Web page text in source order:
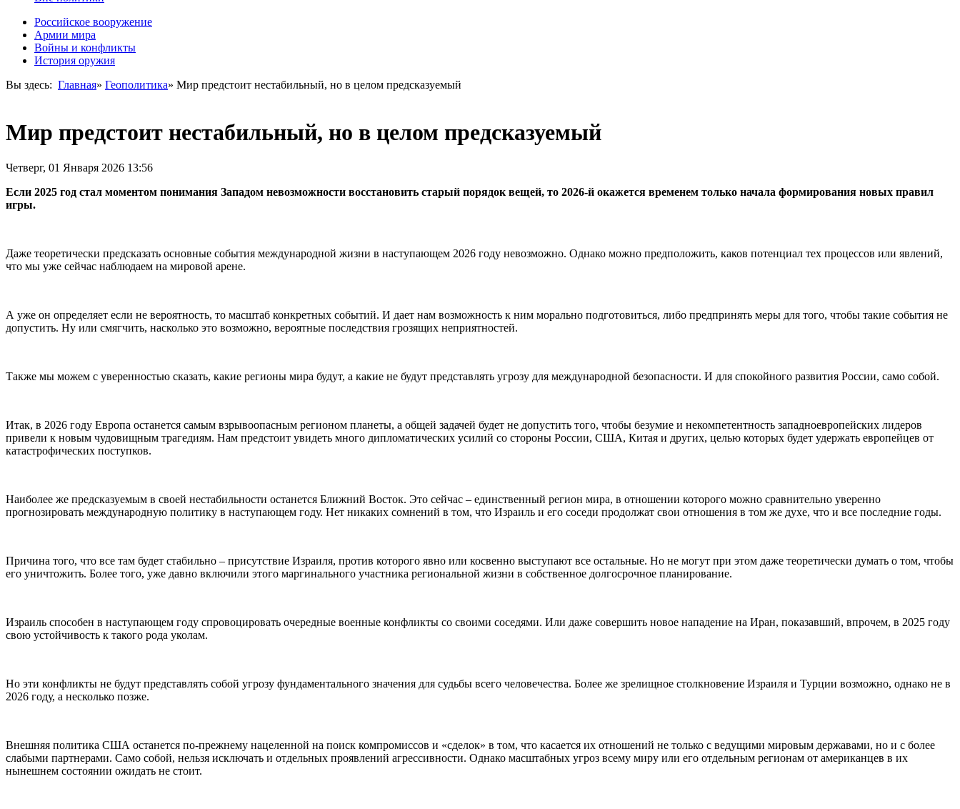
Российское вооружение
Армии мира
Войны и конфликты
История оружия
Вы здесь: Главная» Геополитика» Мир предстоит нестабильный, но в целом предсказуемый
Мир предстоит нестабильный, но в целом предсказуемый
Четверг, 01 Января 2026 13:56
Если 2025 год стал моментом понимания Западом невозможности восстановить старый порядок вещей, то 2026-й окажется временем только начала формирования новых правил
игры.
Даже теоретически предсказать основные события международной жизни в наступающем 2026 году невозможно. Однако можно предположить, каков потенциал тех процессов или явлений,
что мы уже сейчас наблюдаем на мировой арене.
А уже он определяет если не вероятность, то масштаб конкретных событий. И дает нам возможность к ним морально подготовиться, либо предпринять меры для того, чтобы такие события не
допустить. Ну или смягчить, насколько это возможно, вероятные последствия грозящих неприятностей.
Также мы можем с уверенностью сказать, какие регионы мира будут, а какие не будут представлять угрозу для международной безопасности. И для спокойного развития России, само собой.
Итак, в 2026 году Европа останется самым взрывоопасным регионом планеты, а общей задачей будет не допустить того, чтобы безумие и некомпетентность западноевропейских лидеров
привели к новым чудовищным трагедиям. Нам предстоит увидеть много дипломатических усилий со стороны России, США, Китая и других, целью которых будет удержать европейцев от
катастрофических поступков.
Наиболее же предсказуемым в своей нестабильности останется Ближний Восток. Это сейчас – единственный регион мира, в отношении которого можно сравнительно уверенно
прогнозировать международную политику в наступающем году. Нет никаких сомнений в том, что Израиль и его соседи продолжат свои отношения в том же духе, что и все последние годы.
Причина того, что все там будет стабильно – присутствие Израиля, против которого явно или косвенно выступают все остальные. Но не могут при этом даже теоретически думать о том, чтобы
его уничтожить. Более того, уже давно включили этого маргинального участника региональной жизни в собственное долгосрочное планирование.
Израиль способен в наступающем году спровоцировать очередные военные конфликты со своими соседями. Или даже совершить новое нападение на Иран, показавший, впрочем, в 2025 году
свою устойчивость к такого рода уколам.
Но эти конфликты не будут представлять собой угрозу фундаментального значения для судьбы всего человечества. Более же зрелищное столкновение Израиля и Турции возможно, однако не в
2026 году, а несколько позже.
Внешняя политика США останется по-прежнему нацеленной на поиск компромиссов и «сделок» в том, что касается их отношений не только с ведущими мировым державами, но и с более
слабыми партнерами. Само собой, нельзя исключать и отдельных проявлений агрессивности. Однако масштабных угроз всему миру или его отдельным регионам от американцев в их
нынешнем состоянии ожидать не стоит.